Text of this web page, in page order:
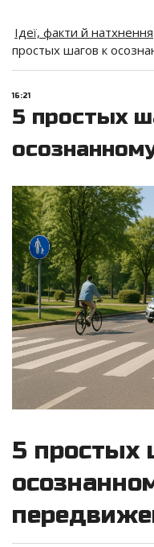
Ідеї, факти й натхнення
простых шагов к
16:21
5 простых
5 простых